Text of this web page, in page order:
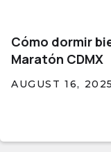
Cómo dormir
Maratón CDMX
AUGUST 16, 2025